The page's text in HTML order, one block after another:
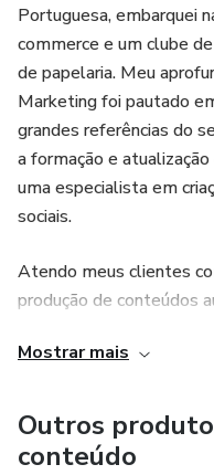
Portuguesa, embarquei
commerce e um clube
de papelaria. Meu
Marketing foi pautado
grandes referências do
a formação e
uma especialista em
sociais.
Atendo meus clientes
produção de conteúdos
inovações do mercado,
digital.
Mostrar mais
Outros
conteúdo